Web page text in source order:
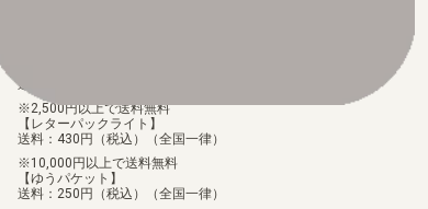
送料：100円（税込）（全国一律）
2,500円以上で送料無料
【レターパックライト】
送料：430円（税込）（全国一律）
10,000円以上で送料無料
【ゆうパケット】
送料：250円（税込）（全国一律）